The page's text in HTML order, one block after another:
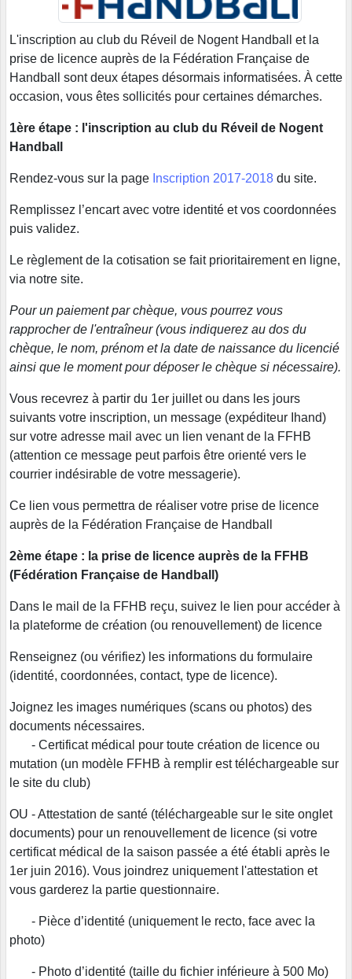
L'inscription au club du Réveil de Nogent Handball et la
prise de licence auprès de la Fédération Française de
Handball sont deux étapes désormais informatisées. À cette
occasion, vous êtes sollicités pour certaines démarches.
1ère étape : l'inscription au club du Réveil de Nogent
Handball
Rendez-vous sur la page Inscription 2017-2018 du site.
Remplissez l’encart avec votre identité et vos coordonnées
puis validez.
Le règlement de la cotisation se fait prioritairement en ligne,
via notre site.
Pour un paiement par chèque, vous pourrez vous
rapprocher de l'entraîneur (vous indiquerez au dos du
chèque, le nom, prénom et la date de naissance du licencié
ainsi que le moment pour déposer le chèque si nécessaire).
Vous recevrez à partir du 1er juillet ou dans les jours
suivants votre inscription, un message (expéditeur Ihand)
sur votre adresse mail avec un lien venant de la FFHB
(attention ce message peut parfois être orienté vers le
courrier indésirable de votre messagerie).
Ce lien vous permettra de réaliser votre prise de licence
auprès de la Fédération Française de Handball
2ème étape : la prise de licence auprès de la FFHB
(Fédération Française de Handball)
Dans le mail de la FFHB reçu, suivez le lien pour accéder à
la plateforme de création (ou renouvellement) de licence
Renseignez (ou vérifiez) les informations du formulaire
(identité, coordonnées, contact, type de licence).
Joignez les images numériques (scans ou photos) des
documents nécessaires.
- Certificat médical pour toute création de licence ou
mutation (un modèle FFHB à remplir est téléchargeable sur
le site du club)
OU - Attestation de santé (téléchargeable sur le site onglet
documents) pour un renouvellement de licence (si votre
certificat médical de la saison passée a été établi après le
1er juin 2016). Vous joindrez uniquement l'attestation et
vous garderez la partie questionnaire.
- Pièce d’identité (uniquement le recto, face avec la
photo)
- Photo d’identité (taille du fichier inférieure à 500 Mo)